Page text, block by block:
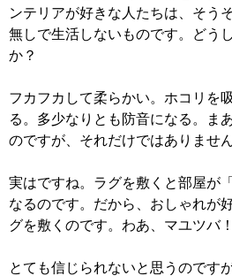
ンテリアが好きな人たちは、そう
無しで生活しないものです。どう
か？
フカフカして柔らかい。ホコリを
る。多少なりとも防音になる。ま
のですが、それだけではありません
実はですね。ラグを敷くと部屋が
なるのです。だから、おしゃれが
グを敷くのです。わあ、マユツバ！
とても信じられないと思うのです